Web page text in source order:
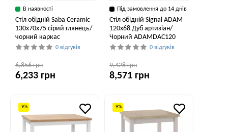
В наявності
Стіл обідній Saba Ceramic
130x70x75 сірий глянець/
чорний каркас
0 відгуків
6,856 грн
6,233 грн
Під замовлення до 14 днів
Стіл обідній Signal ADAM
120x68 Дуб артизіан/
Чорний ADAMDAC120
0 відгуків
9,428 грн
8,571 грн
-9% -9%